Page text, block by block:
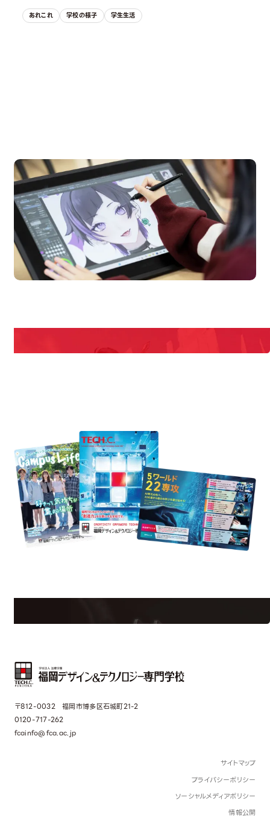
あれこれ 学校の様子 学生生活
Campus
Information
〒812-0032 福岡市博多区石城町21-2
0120-717-262
fcainfo@fca.ac.jp
サイトマップ
プライバシーポリシー
ソーシャルメディアポリシー
情報公開